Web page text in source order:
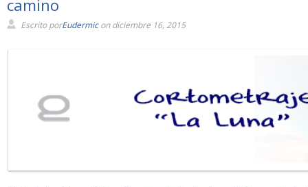
camino
Escrito porEudermicon diciembre 16, 2015